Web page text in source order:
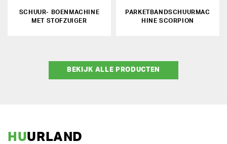
SCHUUR- BOENMACHINE
MET STOFZUIGER
PARKETBANDSCHUURMAC
HINE SCORPION
BEKIJK ALLE PRODUCTEN
HUURLAND